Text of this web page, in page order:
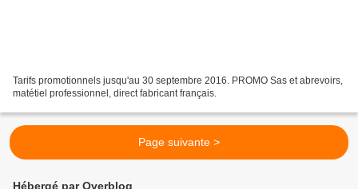
Tarifs promotionnels jusqu'au 30 septembre 2016. PROMO Sas et abrevoirs,
matétiel professionnel, direct fabricant français.
Page suivante >
Hébergé par Overblog